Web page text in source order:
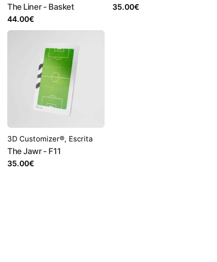
The Liner - Basket
44.00€
35.00€
3D Customizer®, Escrita
The Jawr - F11
35.00€